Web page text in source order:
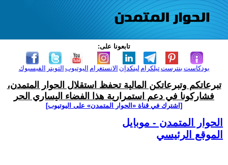
تابعونا على:
الفيسبوك التويتر اليوتيوب الانستغرام لينكدإن تيلكرامبنترست بودكاست
تبرعاتكم وتبرعاتكن المالية تحفظ استقلال الحوار المتمدن،
فشاركونا في دعم استمرارية هذا الفضاء اليساري الحر
[اشترك في قناة ‫«الحوار المتمدن» على اليوتيوب]
الحوار المتمدن - موبايل
الموقع الرئيسي